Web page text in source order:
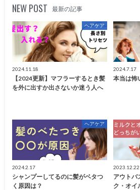
NEW POST 最新の記事
ヘアケア
2024.11.18
【2024更新】マフラーするとき髪
を外に出すか出さないか迷う人へ
2024.7.17
本当は怖
ヘアケア
2024.2.17
シャンプーしてるのに髪がベタつ
く原因は？
2023.12.22
アウトバ
ク・オイ